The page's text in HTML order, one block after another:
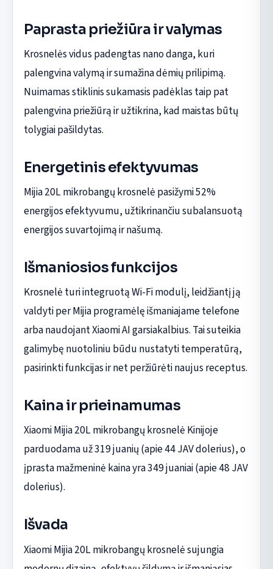
Paprasta priežiūra ir valymas
Krosnelės vidus padengtas nano danga, kuri
palengvina valymą ir sumažina dėmių prilipimą.
Nuimamas stiklinis sukamasis padėklas taip pat
palengvina priežiūrą ir užtikrina, kad maistas būtų
tolygiai pašildytas.
Energetinis efektyvumas
Mijia 20L mikrobangų krosnelė pasižymi 52%
energijos efektyvumu, užtikrinančiu subalansuotą
energijos suvartojimą ir našumą.
Išmaniosios funkcijos
Krosnelė turi integruotą Wi-Fi modulį, leidžiantį ją
valdyti per Mijia programėlę išmaniajame telefone
arba naudojant Xiaomi AI garsiakalbius. Tai suteikia
galimybę nuotoliniu būdu nustatyti temperatūrą,
pasirinkti funkcijas ir net peržiūrėti naujus receptus.
Kaina ir prieinamumas
Xiaomi Mijia 20L mikrobangų krosnelė Kinijoje
parduodama už 319 juanių (apie 44 JAV dolerius), o
įprasta mažmeninė kaina yra 349 juaniai (apie 48 JAV
dolerius).
Išvada
Xiaomi Mijia 20L mikrobangų krosnelė sujungia